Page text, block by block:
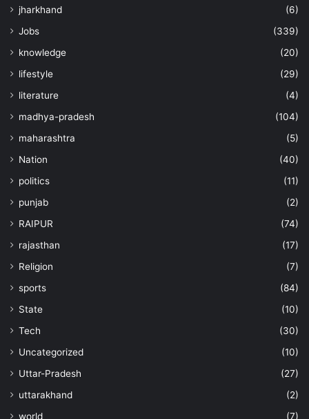
jharkhand
(6)
Jobs
(339)
knowledge
(20)
lifestyle
(29)
literature
(4)
madhya-pradesh
(104)
maharashtra
(5)
Nation
(40)
politics
(11)
punjab
(2)
RAIPUR
(74)
rajasthan
(17)
Religion
(7)
sports
(84)
State
(10)
Tech
(30)
Uncategorized
(10)
Uttar-Pradesh
(27)
uttarakhand
(2)
world
(7)